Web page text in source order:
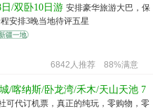
/双卧10日游 安排豪华旅游大巴，保
安排3晚当地待评五星
疆一地
6842人推荐 88%满意
/喀纳斯/卧龙湾/禾木/天山天池 7
可代订机票，真正的纯玩，零购物，零